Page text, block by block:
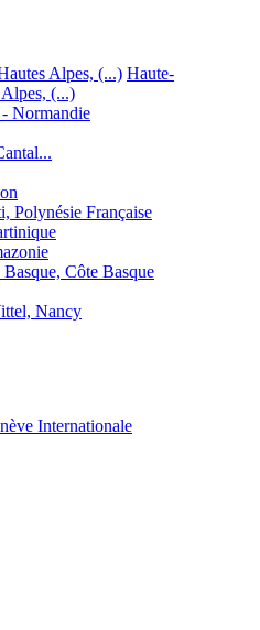
Alpes, (...) Haute-
(...)
Normandie
Polynésie Française
Basque, Côte Basque
Nancy
Internationale